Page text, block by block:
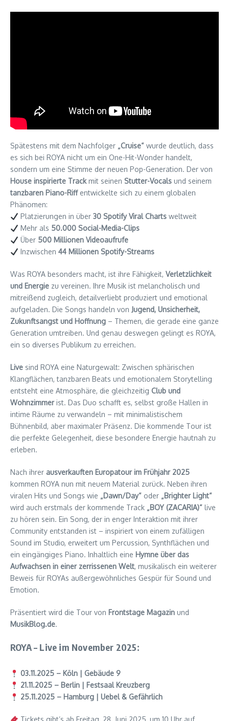
Spätestens mit dem Nachfolger „Cruise“ wurde deutlich, dass
es sich bei ROYA nicht um ein One-Hit-Wonder handelt,
sondern um eine Stimme der neuen Pop-Generation. Der von
House inspirierte Trackmit seinen Stutter-Vocals und seinem
tanzbaren Piano-Riffentwickelte sich zu einem globalen
Phänomen:
Platzierungen in über 30 Spotify Viral Chartsweltweit
Mehr als 50.000 Social-Media-Clips
Über 500 Millionen Videoaufrufe
Inzwischen 44 Millionen Spotify-Streams
Was ROYA besonders macht, ist ihre Fähigkeit, Verletzlichkeit
und Energie zu vereinen. Ihre Musik ist melancholisch und
mitreißend zugleich, detailverliebt produziert und emotional
aufgeladen. Die Songs handeln von Jugend, Unsicherheit,
Zukunftsangst und Hoffnung – Themen, die gerade eine ganze
Generation umtreiben. Und genau deswegen gelingt es ROYA,
ein so diverses Publikum zu erreichen.
Live sind ROYA eine Naturgewalt: Zwischen sphärischen
Klangflächen, tanzbaren Beats und emotionalem Storytelling
entsteht eine Atmosphäre, die gleichzeitig Club und
Wohnzimmerist. Das Duo schafft es, selbst große Hallen in
intime Räume zu verwandeln – mit minimalistischem
Bühnenbild, aber maximaler Präsenz. Die kommende Tour ist
die perfekte Gelegenheit, diese besondere Energie hautnah zu
erleben.
Nach ihrer ausverkauften Europatour im Frühjahr 2025
kommen ROYA nun mit neuem Material zurück. Neben ihren
viralen Hits und Songs wie „Dawn/Day“ oder „Brighter Light“
wird auch erstmals der kommende Track „BOY (ZACARIA)“ live
zu hören sein. Ein Song, der in enger Interaktion mit ihrer
Community entstanden ist – inspiriert von einem zufälligen
Sound im Studio, erweitert um Percussion, Synthflächen und
ein eingängiges Piano. Inhaltlich eine Hymne über das
Aufwachsen in einer zerrissenen Welt, musikalisch ein weiterer
Beweis für ROYAs außergewöhnliches Gespür für Sound und
Emotion.
Präsentiert wird die Tour von Frontstage Magazin und
MusikBlog.de.
ROYA – Live im November 2025:
03.11.2025 – Köln | Gebäude 9
21.11.2025 – Berlin | Festsaal Kreuzberg
25.11.2025 – Hamburg | Uebel & Gefährlich